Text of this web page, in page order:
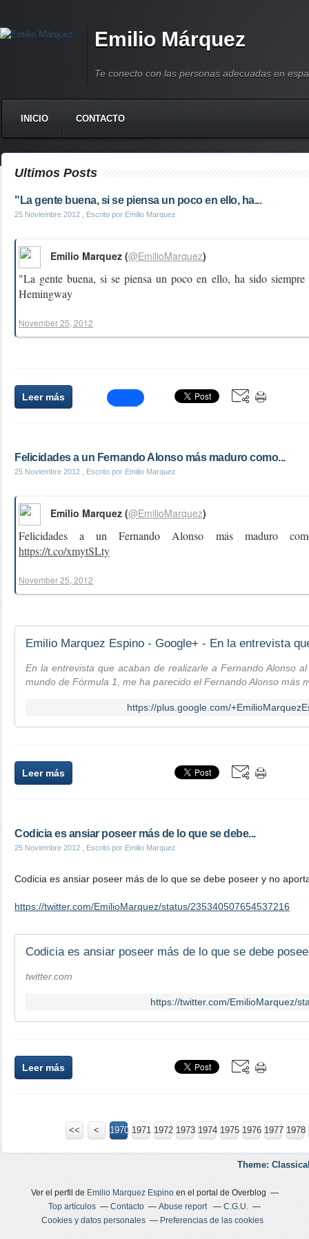
Emilio Márquez
Te conecto con las personas adecuadas en
INICIO CONTACTO
Ultimos Posts
"La gente buena, si se piensa un poco en ello, ha...
25 Noviembre 2012 , Escrito por Emilio Marquez
"La gente buena, si se piensa un poco en ello, ha sido
Hemingway
Emilio Marquez (@EmilioMarquez)
November 25, 2012
Leer más
Felicidades a un Fernando Alonso más maduro como...
25 Noviembre 2012 , Escrito por Emilio Marquez
Felicidades a un Fernando Alonso más maduro
https://t.co/xmytSLty
Emilio Marquez (@EmilioMarquez)
November 25, 2012
En la entrevista que acaban de realizarle a Fernando Alonso
mundo de Fórmula 1, me ha parecido el Fernando Alonso más
https://plus.google.com/
Leer más
Codicia es ansiar poseer más de lo que se debe...
25 Noviembre 2012 , Escrito por Emilio Marquez
Codicia es ansiar poseer más de lo que se debe poseer y no
https://twitter.com/EmilioMarquez/status/235340507654537216
twitter.com
https://twitter.com/EmilioMarquez/
Leer más
<< < 1900
1910
1920
1930
1940
1950
1960
1970 1971 1972 1973 1974 1975 1976 1977 1978
Theme:
Ver el perfil de Emilio Marquez Espinoen el portal de Overblog
Top artículos
Contacto Abuse report
C.G.U.
Cookies y datos personales
Preferencias de las cookies